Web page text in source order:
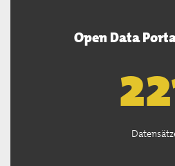
Open Data